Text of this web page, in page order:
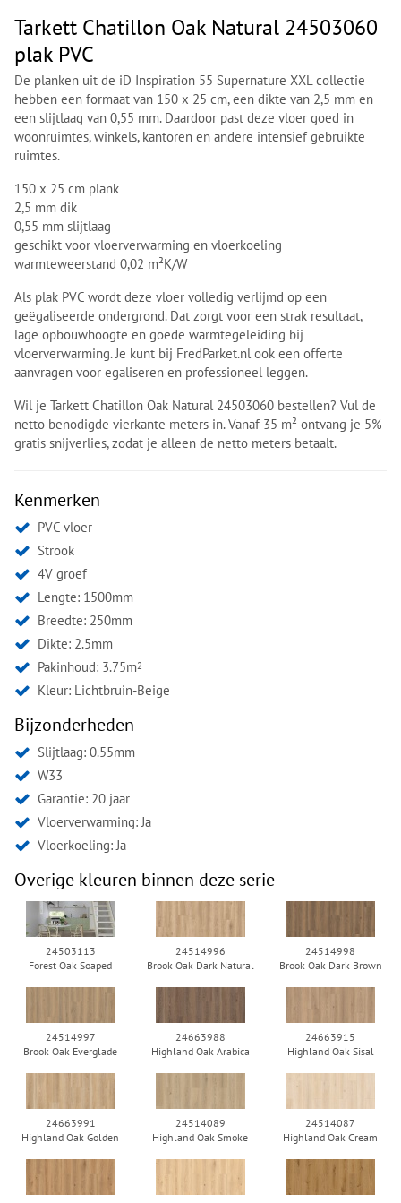
Tarkett Chatillon Oak Natural 24503060
plak PVC
De planken uit de iD Inspiration 55 Supernature XXL collectie
hebben een formaat van 150 x 25 cm, een dikte van 2,5 mm en
een slijtlaag van 0,55 mm. Daardoor past deze vloer goed in
woonruimtes, winkels, kantoren en andere intensief gebruikte
ruimtes.
150 x 25 cm plank
2,5 mm dik
0,55 mm slijtlaag
geschikt voor vloerverwarming en vloerkoeling
warmteweerstand 0,02 m²K/W
Als plak PVC wordt deze vloer volledig verlijmd op een
geëgaliseerde ondergrond. Dat zorgt voor een strak resultaat,
lage opbouwhoogte en goede warmtegeleiding bij
vloerverwarming. Je kunt bij FredParket.nl ook een offerte
aanvragen voor egaliseren en professioneel leggen.
Wil je Tarkett Chatillon Oak Natural 24503060 bestellen? Vul de
netto benodigde vierkante meters in. Vanaf 35 m² ontvang je 5%
gratis snijverlies, zodat je alleen de netto meters betaalt.
Kenmerken
PVC vloer
Strook
4V groef
Lengte: 1500mm
Breedte: 250mm
Dikte: 2.5mm
Pakinhoud: 3.75m2
Kleur: Lichtbruin-Beige
Bijzonderheden
Slijtlaag: 0.55mm
W33
Garantie: 20 jaar
Vloerverwarming: Ja
Vloerkoeling: Ja
Overige kleuren binnen deze serie
24503113
Forest Oak Soaped
24514996
Brook Oak Dark Natural
24514998
Brook Oak Dark Brown
24514997
Brook Oak Everglade
24663988
Highland Oak Arabica
24663915
Highland Oak Sisal
24663991
Highland Oak Golden
24514089
Highland Oak Smoke
24514087
Highland Oak Cream